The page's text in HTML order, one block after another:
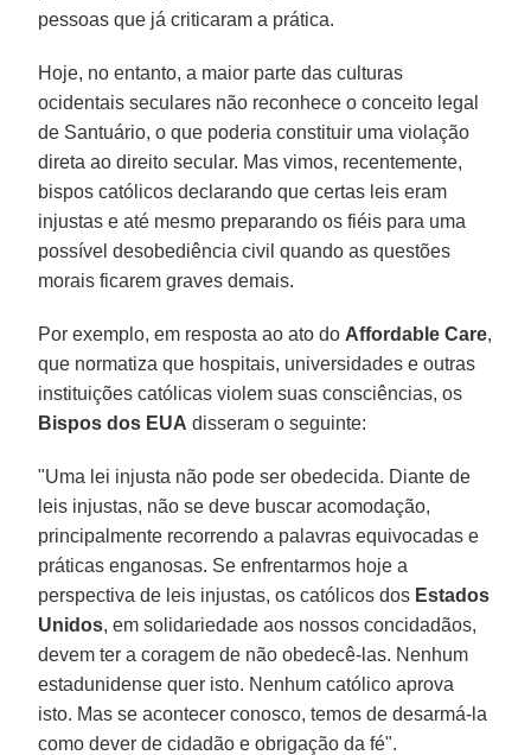
pessoas que já criticaram a prática.
Hoje, no entanto, a maior parte das culturas
ocidentais seculares não reconhece o conceito legal
de Santuário, o que poderia constituir uma violação
direta ao direito secular. Mas vimos, recentemente,
bispos católicos declarando que certas leis eram
injustas e até mesmo preparando os fiéis para uma
possível desobediência civil quando as questões
morais ficarem graves demais.
Por exemplo, em resposta ao ato do Affordable Care,
que normatiza que hospitais, universidades e outras
instituições católicas violem suas consciências, os
Bispos dos EUA disseram o seguinte:
"Uma lei injusta não pode ser obedecida. Diante de
leis injustas, não se deve buscar acomodação,
principalmente recorrendo a palavras equivocadas e
práticas enganosas. Se enfrentarmos hoje a
perspectiva de leis injustas, os católicos dos Estados
Unidos, em solidariedade aos nossos concidadãos,
devem ter a coragem de não obedecê-las. Nenhum
estadunidense quer isto. Nenhum católico aprova
isto. Mas se acontecer conosco, temos de desarmá-la
como dever de cidadão e obrigação da fé".